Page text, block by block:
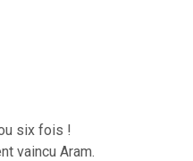
six fois !
vaincu Aram.